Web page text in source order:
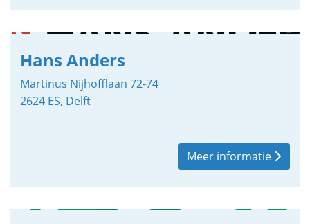
Hans Anders
Martinus Nijhofflaan 72-74
2624 ES, Delft
Meer informatie